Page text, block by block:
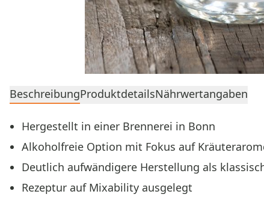
BeschreibungProduktdetailsNährwertangaben
Hergestellt in einer Brennerei in Bonn
Alkoholfreie Option mit Fokus auf
Deutlich aufwändigere Herstellung als
Rezeptur auf Mixability ausgelegt